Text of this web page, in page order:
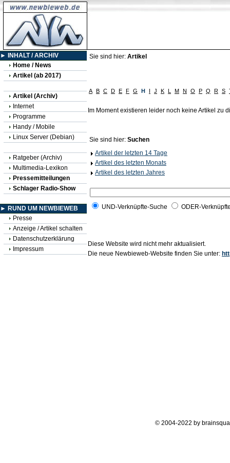
► INHALT / ARCHIV
Home / News
Artikel (ab 2017)
Artikel (Archiv)
Internet
Programme
Handy / Mobile
Linux Server (Debian)
Ratgeber (Archiv)
Multimedia-Lexikon
Pressemitteilungen
Schlager Radio-Show
► RUND UM NEWBIEWEB
Presse
Anzeige / Artikel schalten
Datenschutzerklärung
Impressum
Sie sind hier: Artikel
A B C D E F G H I J K L M N O P Q R S
Im Moment existieren leider noch keine Artikel zu
Sie sind hier: Suchen
Artikel der letzten 14 Tage
Artikel des letzten Monats
Artikel des letzten Jahres
UND-Verknüpfte-Suche ODER-
Diese Website wird nicht mehr aktualisiert.
Die neue Newbieweb-Website finden Sie unter:
© 2004-2022 by